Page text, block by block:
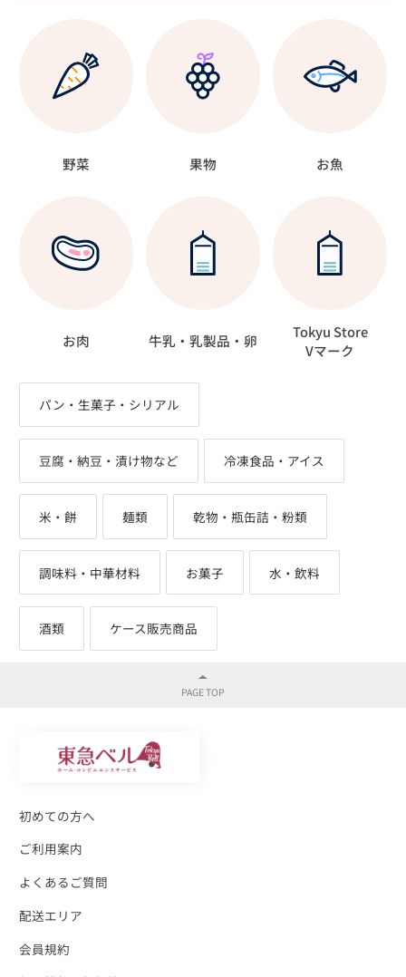
野菜 果物 お魚
お肉 牛乳・乳製品・卵
Tokyu Store
Vマーク
パン・生菓子・シリアル
豆腐・納豆・漬け物など 冷凍食品・アイス
米・餅 麺類 乾物・瓶缶詰・粉類
調味料・中華材料 お菓子 水・飲料
酒類 ケース販売商品
初めての方へ
ご利用案内
よくあるご質問
配送エリア
会員規約